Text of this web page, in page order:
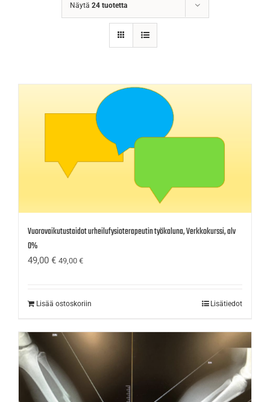
Näytä 24 tuotetta
Vuorovaikutustaidot urheilufysioterapeutin työkaluna, Verkkokurssi, alv
0%
49,00 € 49,00 €
Lisää ostoskoriin Lisätiedot